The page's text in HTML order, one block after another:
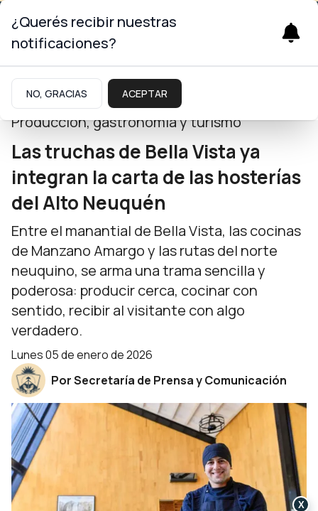
Neuquinidad
Producción, gastronomía y turismo
Las truchas de Bella Vista ya
integran la carta de las hosterías
del Alto Neuquén
Entre el manantial de Bella Vista, las cocinas
de Manzano Amargo y las rutas del norte
neuquino, se arma una trama sencilla y
poderosa: producir cerca, cocinar con
sentido, recibir al visitante con algo
verdadero.
lunes 05 de enero de 2026
Por Secretaría de Prensa y Comunicación
¿Querés recibir nuestras
notificaciones?
NO, GRACIAS ACEPTAR
X